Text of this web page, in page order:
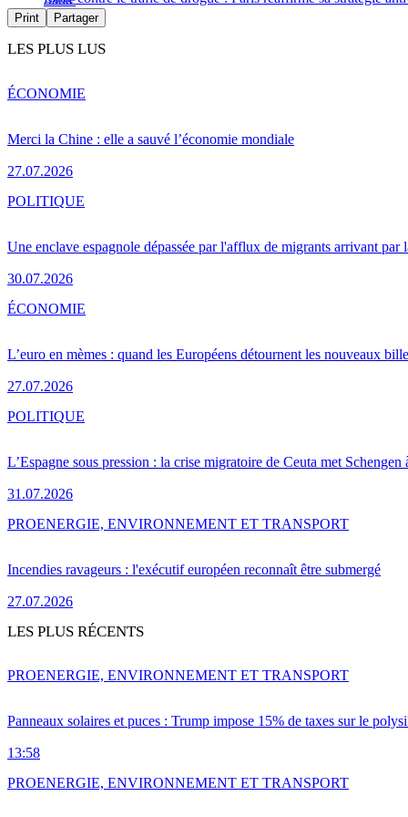
Print Partager
LES PLUS LUS
Merci la Chine : elle a sauvé l’économie mondiale
27.07.2026
ÉCONOMIE
Une enclave espagnole dépassée par l'afflux de migrants arrivant par
30.07.2026
POLITIQUE
L’euro en mèmes : quand les Européens détournent les nouveaux
27.07.2026
ÉCONOMIE
L’Espagne sous pression : la crise migratoire de Ceuta met Schengen
31.07.2026
POLITIQUE
Incendies ravageurs : l'exécutif européen reconnaît être submergé
27.07.2026
PROENERGIE, ENVIRONNEMENT ET TRANSPORT
LES PLUS RÉCENTS
Panneaux solaires et puces : Trump impose 15% de taxes sur le
13:58
PROENERGIE, ENVIRONNEMENT ET TRANSPORT
PROENERGIE, ENVIRONNEMENT ET TRANSPORT